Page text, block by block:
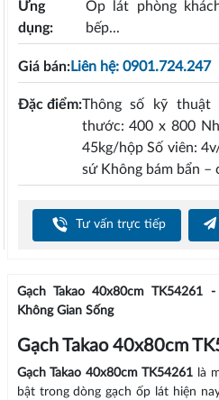
Ứng
dụng:
Ốp lát phòng
bếp...
Giá bán:Liên hệ: 0901.724.247
Đặc điểm:Thông số kỹ thuật
thước: 400 x 800
45kg/hộp Số viên:
sứ Không bám bẩn –
Tư vấn trực tiếp
Gạch Takao 40x80cm
Không Gian Sống
Gạch Takao 40x80cm
Gạch Takao 40x80cm TK54261 là
bật trong dòng gạch ốp lát hiện